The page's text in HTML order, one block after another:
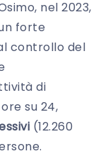
nel 2023,
forte
controllo del
di
su 24,
(12.260